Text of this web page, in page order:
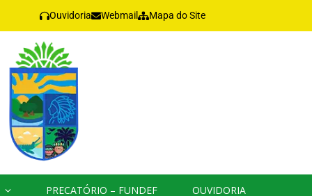
Ouvidoria Webmail Mapa do Site
PRECATÓRIO – FUNDEF OUVIDORIA